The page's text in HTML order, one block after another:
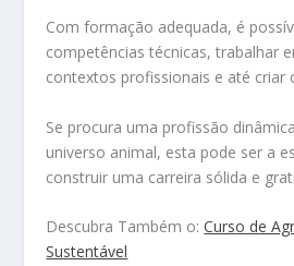
Com formação adequada, é
competências técnicas, trabalhar
contextos profissionais e até criar
Se procura uma profissão
universo animal, esta pode ser a
construir uma carreira sólida e
Descubra Também o:Curso de
Sustentável